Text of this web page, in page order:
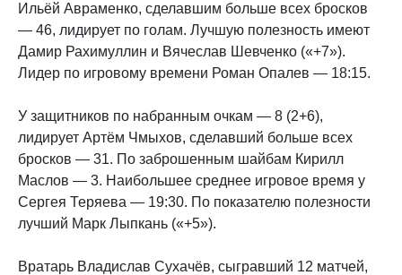
Ильёй Авраменко, сделавшим больше всех бросков
— 46, лидирует по голам. Лучшую полезность имеют
Дамир Рахимуллин и Вячеслав Шевченко («+7»).
Лидер по игровому времени Роман Опалев — 18:15.
У защитников по набранным очкам — 8 (2+6),
лидирует Артём Чмыхов, сделавший больше всех
бросков — 31. По заброшенным шайбам Кирилл
Маслов — 3. Наибольшее среднее игровое время у
Сергея Теряева — 19:30. По показателю полезности
лучший Марк Лыпкань («+5»).
Вратарь Владислав Сухачёв, сыгравший 12 матчей,